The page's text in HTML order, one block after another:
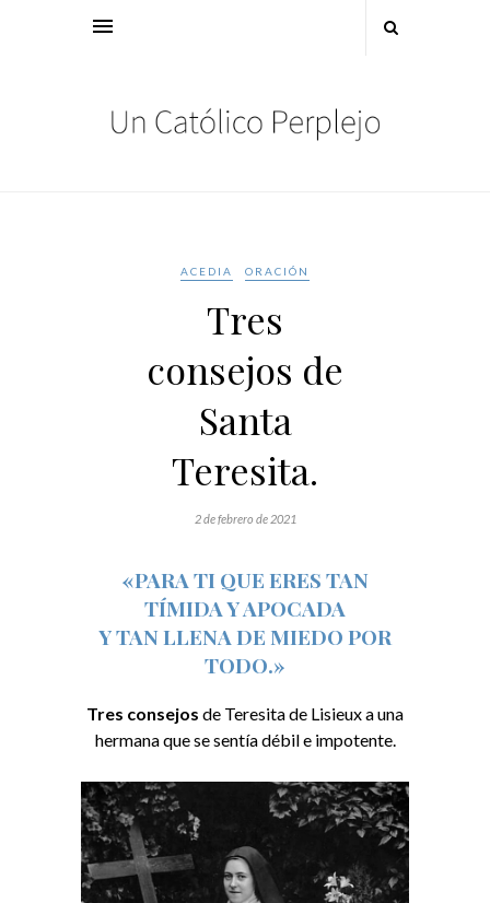
ACEDIA ORACIÓN
Tres
consejos de
Santa
Teresita.
2 de febrero de 2021
«PARA TI QUE ERES TAN
TÍMIDA Y APOCADA
Y TAN LLENA DE MIEDO POR
TODO.»
Tres consejos de Teresita de Lisieux a una
hermana que se sentía débil e impotente.